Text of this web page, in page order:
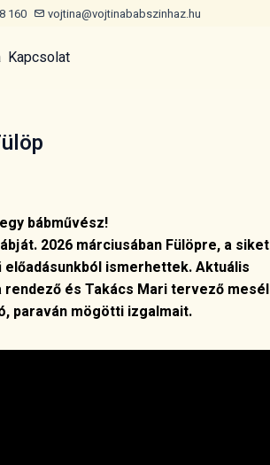
160 vojtina@vojtinababszinhaz.hu
Kapcsolat
bábművész!
2026 márciusában Fülöpre, a siket
ismerhettek. Aktuális
és Takács Mari tervező mesél
paraván mögötti izgalmait.